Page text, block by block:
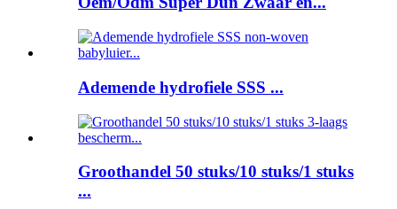
Ademende hydrofiele SSS ...
Groothandel 50 stuks/10 stuks/1 stuks
...